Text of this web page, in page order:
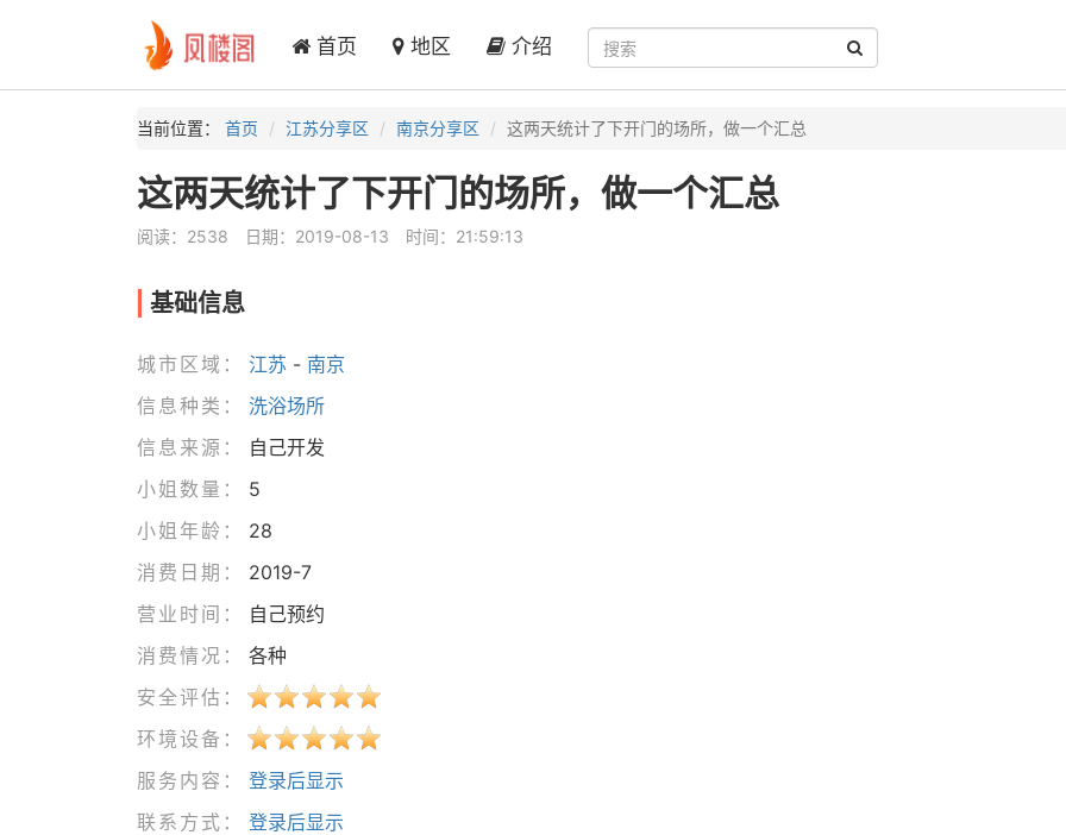
首页 地区 介绍
当前位置： 首页 江苏分享区 南京分享区 这两天统计了下开门的场所，做一个汇总
这两天统计了下开门的场所，做一个汇总
阅读：2538 日期：2019-08-13 时间：21:59:13
基础信息
城市区域： 江苏 - 南京
信息种类：
洗浴场所
信息来源：
自己开发
小姐数量：
5
小姐年龄：
28
消费日期：
2019-7
营业时间：
自己预约
消费情况：
各种
安全评估：
环境设备：
服务内容：
登录后显示
联系方式：
登录后显示